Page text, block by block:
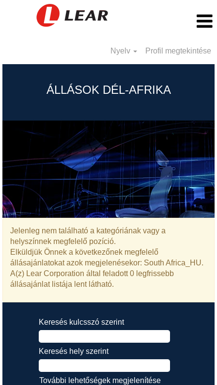
Nyelv Profil megtekintése
Africa_HU
ÁLLÁSOK DÉL-AFRIKA
Jelenleg nem található a kategóriának vagy a
helyszínnek megfelelő pozíció.
Elküldjük Önnek a következőnek megfelelő
állásajánlatokat azok megjelenésekor: South Africa_HU.
A(z) Lear Corporation által feladott 0 legfrissebb
állásajánlat listája lent látható.
Keresés kulcsszó szerint
Keresés hely szerint
További lehetőségek megjelenítése